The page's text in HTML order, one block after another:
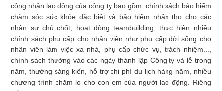
công nhân lao động của công ty bao gồm: chính sách bảo hiểm
chăm sóc sức khỏe đặc biệt và bảo hiểm nhân thọ cho các
nhân sự chủ chốt, hoạt động teambuilding, thực hiện nhiều
chính sách phụ cấp cho nhân viên như phụ cấp đời sống cho
nhân viên làm việc xa nhà, phụ cấp chức vụ, trách nhiệm...,
chính sách thưởng vào các ngày thành lập Công ty và lễ trong
năm, thưởng sáng kiến, hỗ trợ chi phí du lịch hàng năm, nhiều
chương trình chăm lo cho con em của người lao động. Riêng